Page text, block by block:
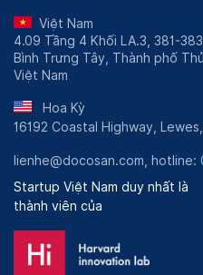
Việt Nam
4.09 Tầng 4 Khối LA.3, 381-
Bình Trưng Tây, Thành phố
Việt Nam
Hoa Kỳ
16192 Coastal Highway,
lienhe@docosan.com, hotline:
Startup Việt Nam duy nhất là
thành viên của